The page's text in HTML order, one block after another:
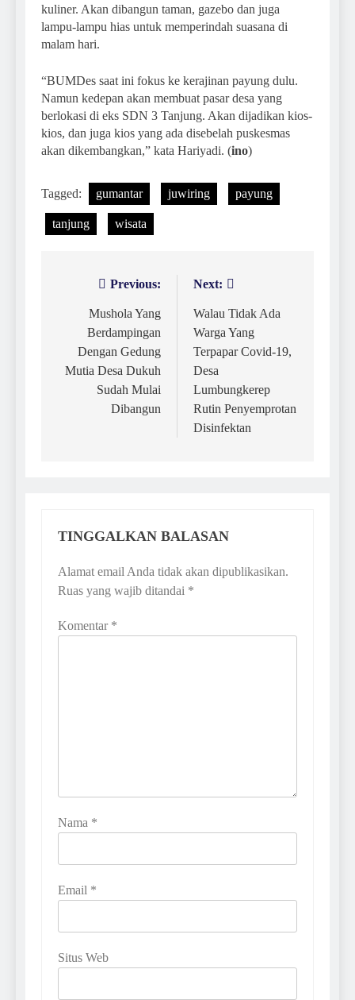
kuliner. Akan dibangun taman, gazebo dan juga
lampu-lampu hias untuk memperindah suasana di
malam hari.
“BUMDes saat ini fokus ke kerajinan payung dulu.
Namun kedepan akan membuat pasar desa yang
berlokasi di eks SDN 3 Tanjung. Akan dijadikan kios-
kios, dan juga kios yang ada disebelah puskesmas
akan dikembangkan,” kata Hariyadi. (ino)
Tagged: gumantar juwiring payung
tanjung wisata
NavigasiPrevious:
Mushola Yang
Berdampingan
Dengan Gedung
Mutia Desa Dukuh
Sudah Mulai
Dibangun
Next:
Walau Tidak Ada
Warga Yang
Terpapar Covid-19,
Desa
Lumbungkerep
Rutin Penyemprotan
Disinfektan
TINGGALKAN BALASAN
Alamat email Anda tidak akan dipublikasikan.
Ruas yang wajib ditandai *
Komentar *
Nama *
Email *
Situs Web